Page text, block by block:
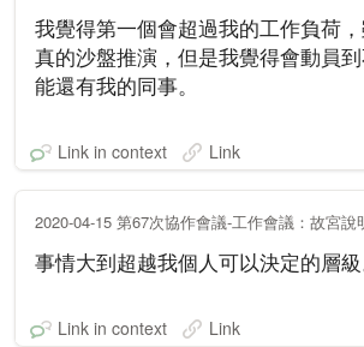
我覺得第一個會超過我的工作負荷
真的沙盤推演，但是我覺得會動員
能還有我的同事。
Link in context Link
2020-04-15 第67次協作會議-工作會議：故宮說
事情大到超越我個人可以決定的層級
Link in context Link